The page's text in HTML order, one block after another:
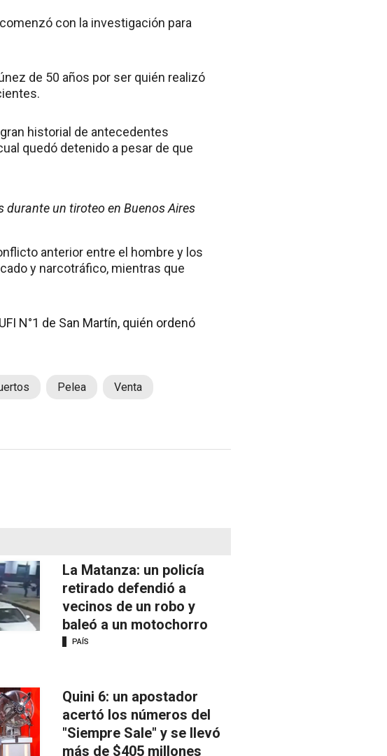
con la investigación para
de 50 años por ser quién realizó
historial de antecedentes
quedó detenido a pesar de que
un tiroteo en Buenos Aires
anterior entre el hombre y los
y narcotráfico, mientras que
N°1 de San Martín, quién ordenó
Pelea Venta
La Matanza: un policía
retirado defendió a
vecinos de un robo y
baleó a un motochorro
PAÍS
Quini 6: un apostador
acertó los números del
"Siempre Sale" y se llevó
más de $405 millones